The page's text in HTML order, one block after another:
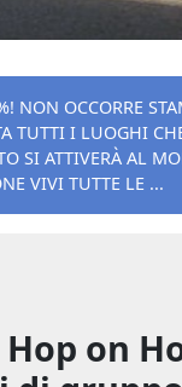
NON OCCORRE
TUTTI I LUOGHI
SI ATTIVERÀ AL
VIVI TUTTE LE ...
Hop on